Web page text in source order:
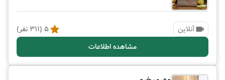
آنلاین 5
(
311 نفر)
مشاهده اطلاعات